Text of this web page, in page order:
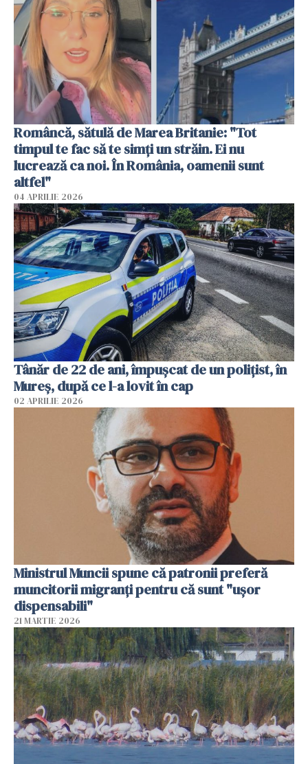
Româncă, sătulă de Marea Britanie: "Tot
timpul te fac să te simți un străin. Ei nu
lucrează ca noi. În România, oamenii sunt
altfel"
04 APRILIE 2026
Tânăr de 22 de ani, împușcat de un polițist, în
Mureș, după ce l-a lovit în cap
02 APRILIE 2026
Ministrul Muncii spune că patronii preferă
muncitorii migranți pentru că sunt "uşor
dispensabili"
21 MARTIE 2026